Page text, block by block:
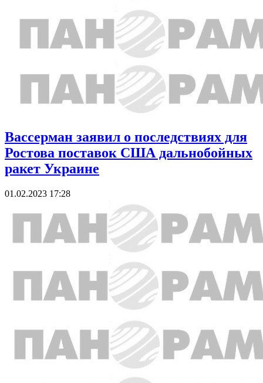
Вассерман заявил о последствиях для
Ростова поставок США дальнобойных
ракет Украине
01.02.2023 17:28